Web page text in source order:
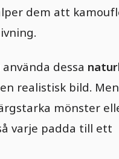
dem att
dessa
realistisk bild. Men
mönster
varje padda till ett